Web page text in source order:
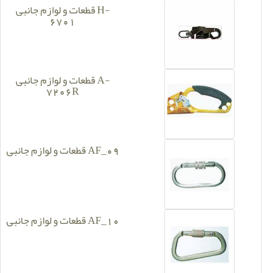
قطعات و لوازم جانبی H-
6701
قطعات و لوازم جانبی A-
7206R
قطعات و لوازم جانبی AF_09
قطعات و لوازم جانبی AF_10